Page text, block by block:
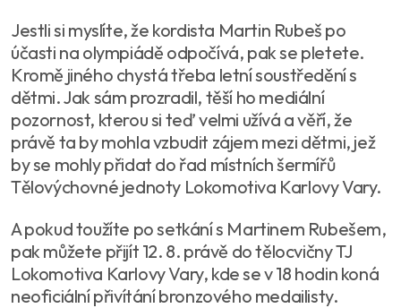
Jestli si myslíte, že kordista Martin Rubeš po
účasti na olympiádě odpočívá, pak se pletete.
Kromě jiného chystá třeba letní soustředění s
dětmi. Jak sám prozradil, těší ho mediální
pozornost, kterou si teď velmi užívá a věří, že
právě ta by mohla vzbudit zájem mezi dětmi, jež
by se mohly přidat do řad místních šermířů
Tělovýchovné jednoty Lokomotiva Karlovy Vary.
A pokud toužíte po setkání s Martinem Rubešem,
pak můžete přijít 12. 8. právě do tělocvičny TJ
Lokomotiva Karlovy Vary, kde se v 18 hodin koná
neoficiální přivítání bronzového medailisty.